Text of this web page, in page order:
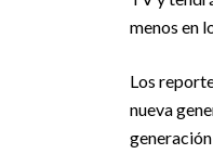
menos en
Los
nueva